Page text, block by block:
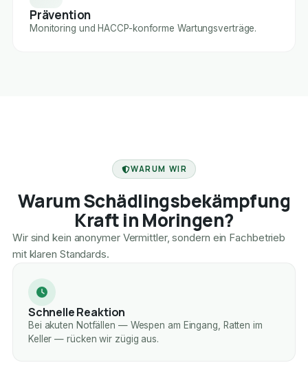
Prävention
Monitoring und HACCP-konforme Wartungsverträge.
WARUM WIR
Warum Schädlingsbekämpfung
Kraft in Moringen?
Wir sind kein anonymer Vermittler, sondern ein Fachbetrieb
mit klaren Standards.
Schnelle Reaktion
Bei akuten Notfällen — Wespen am Eingang, Ratten im
Keller — rücken wir zügig aus.